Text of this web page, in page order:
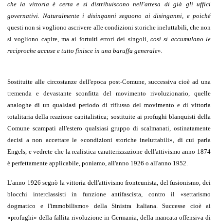
che la vittoria è certa e si distribuiscono nell'attesa di già gli uffici
governativi. Naturalmente i disinganni seguono ai disinganni, e poiché
questi non si vogliono ascrivere alle condizioni storiche ineluttabili, che non
si vogliono capire, ma ai fortuiti errori dei singoli, così si accumulano le
reciproche accuse e tutto finisce in una baruffa generale».
Sostituite alle circostanze dell'epoca post-Comune, successiva cioè ad una
tremenda e devastante sconfitta del movimento rivoluzionario, quelle
analoghe di un qualsiasi periodo di riflusso del movimento e di vittoria
totalitaria della reazione capitalistica; sostituite ai profughi blanquisti della
Comune scampati all'estero qualsiasi gruppo di scalmanati, ostinatamente
decisi a non accettare le «condizioni storiche ineluttabili», di cui parla
Engels, e vedrete che la realistica caratterizzazione dell'attivismo anno 1874
è perfettamente applicabile, poniamo, all'anno 1926 o all'anno 1952.
L'anno 1926 segnò la vittoria dell'attivismo fronteunista, del fusionismo, dei
blocchi interclassisti in funzione antifascista, contro il «settarismo
dogmatico e l'immobilismo» della Sinistra Italiana. Successe cioè ai
«profughi» della fallita rivoluzione in Germania, della mancata offensiva di